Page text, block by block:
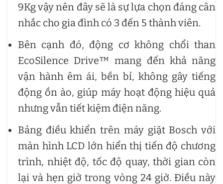
9Kg vậy nên đây sẽ là sự lựa chọn đáng cân
nhắc cho gia đình có 3 đến 5 thành viên.
Bên cạnh đó, động cơ không chổi than
EcoSilence Drive™ mang đến khả năng
vận hành êm ái, bền bỉ, không gây tiếng
động ồn ào, giúp máy hoạt động hiệu quả
nhưng vẫn tiết kiệm điện năng.
Bảng điều khiển trên máy giặt Bosch với
màn hình LCD lớn hiển thị tiến độ chương
trình, nhiệt độ, tốc độ quay, thời gian còn
lại và hẹn giờ trong vòng 24 giờ. Điều này